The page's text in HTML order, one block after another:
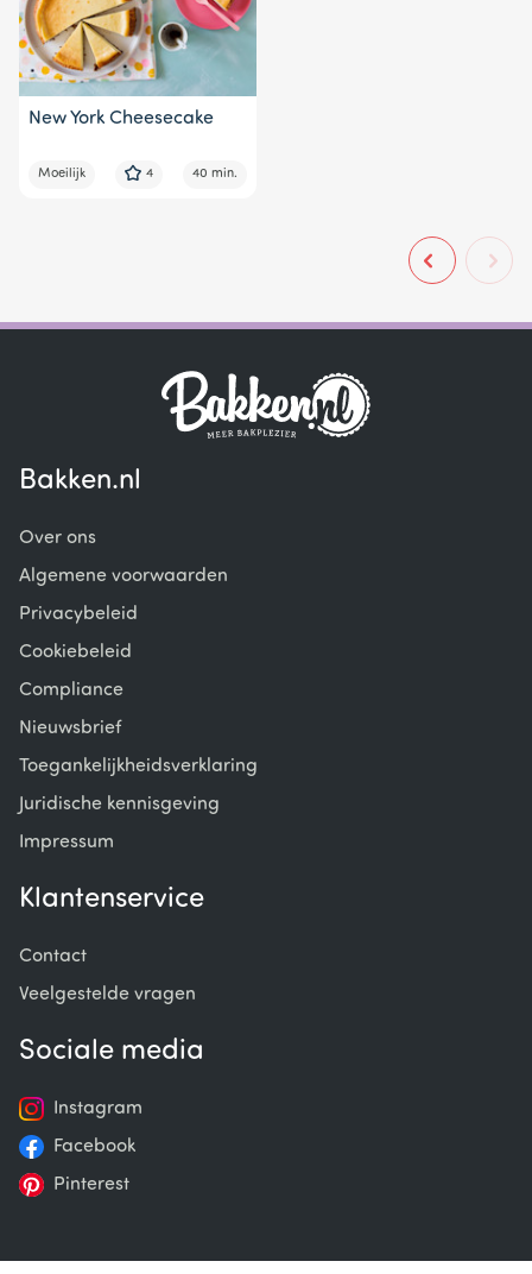
New York Cheesecake
Moeilijk 4 40 min.
Bakken.nl
Over ons
Algemene voorwaarden
Privacybeleid
Cookiebeleid
Compliance
Nieuwsbrief
Toegankelijkheidsverklaring
Juridische kennisgeving
Impressum
Klantenservice
Contact
Veelgestelde vragen
Sociale media
Instagram
Facebook
Pinterest